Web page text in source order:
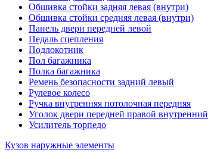
Обшивка стойки задняя левая (внутри)
Обшивка стойки средняя левая (внутри)
Панель двери передней левой
Педаль сцепления
Подлокотник
Пол багажника
Полка багажника
Ремень безопасности задний левый
Рулевое колесо
Ручка внутренняя потолочная передняя
Уголок двери передней правой внутренний
Усилитель торпедо
Кузов наружные элементы